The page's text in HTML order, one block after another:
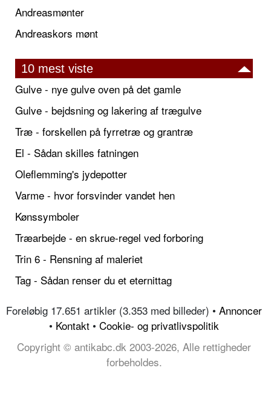
Andreasmønter
Andreaskors mønt
10 mest viste
Gulve - nye gulve oven på det gamle
Gulve - bejdsning og lakering af trægulve
Træ - forskellen på fyrretræ og grantræ
El - Sådan skilles fatningen
Oleflemming's jydepotter
Varme - hvor forsvinder vandet hen
Kønssymboler
Træarbejde - en skrue-regel ved forboring
Trin 6 - Rensning af maleriet
Tag - Sådan renser du et eternittag
Foreløbig 17.651 artikler (3.353 med billeder) • Annoncer
• Kontakt • Cookie- og privatlivspolitik
Copyright © antikabc.dk 2003-2026, Alle rettigheder
forbeholdes.